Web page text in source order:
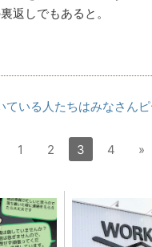
返しでもあると。
ている人たちはみなさんピ
1 2 3 4 »